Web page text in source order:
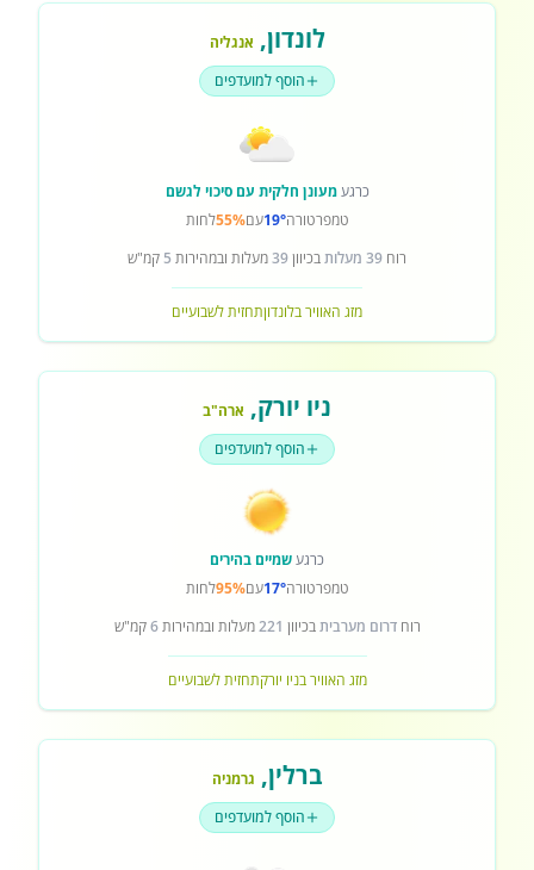
לונדון, אנגליה
הוסף למועדפים
כרגעמעונן חלקית עם סיכוי לגשם
טמפרטורה19°עם55%לחות
רוח 39 מעלות בכיוון39מעלות ובמהירות 5 קמ"ש
מזג האוויר בלונדוןתחזית לשבועיים
ניו יורק, ארה"ב
הוסף למועדפים
כרגעשמיים בהירים
טמפרטורה17°עם95%לחות
רוחדרום מערביתבכיוון 221מעלות ובמהירות6קמ"ש
מזג האוויר בניו יורקתחזית לשבועיים
ברלין, גרמניה
הוסף למועדפים